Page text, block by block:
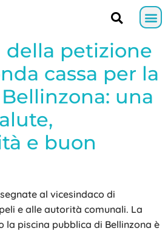
della petizione
cassa per la
una
e buon
al vicesindaco di
e alle autorità comunali. La
la piscina pubblica di Bellinzona è